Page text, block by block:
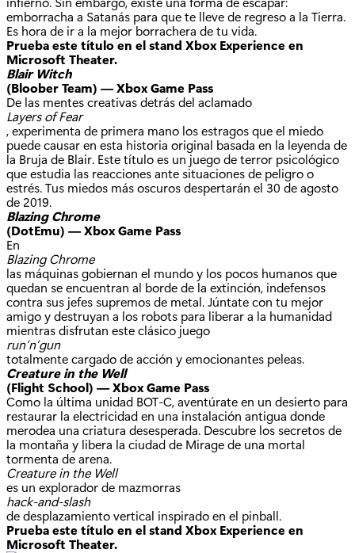
emborracha a Satanás para que te lleve de regreso a la Tierra.
Es hora de ir a la mejor borrachera de tu vida.
Prueba este título en el stand Xbox Experience en
Microsoft Theater.
Blair Witch
(Bloober Team) — Xbox Game Pass
De las mentes creativas detrás del aclamado
Layers of Fear
, experimenta de primera mano los estragos que el miedo
puede causar en esta historia original basada en la leyenda de
la Bruja de Blair. Este título es un juego de terror psicológico
que estudia las reacciones ante situaciones de peligro o
estrés. Tus miedos más oscuros despertarán el 30 de agosto
de 2019.
Blazing Chrome
(DotEmu) — Xbox Game Pass
En
Blazing Chrome
las máquinas gobiernan el mundo y los pocos humanos que
quedan se encuentran al borde de la extinción, indefensos
contra sus jefes supremos de metal. Júntate con tu mejor
amigo y destruyan a los robots para liberar a la humanidad
mientras disfrutan este clásico juego
run’n’gun
totalmente cargado de acción y emocionantes peleas.
Creature in the Well
(Flight School) — Xbox Game Pass
Como la última unidad BOT-C, aventúrate en un desierto para
restaurar la electricidad en una instalación antigua donde
merodea una criatura desesperada. Descubre los secretos de
la montaña y libera la ciudad de Mirage de una mortal
tormenta de arena.
Creature in the Well
es un explorador de mazmorras
hack-and-slash
de desplazamiento vertical inspirado en el pinball.
Prueba este título en el stand Xbox Experience en
Microsoft Theater.